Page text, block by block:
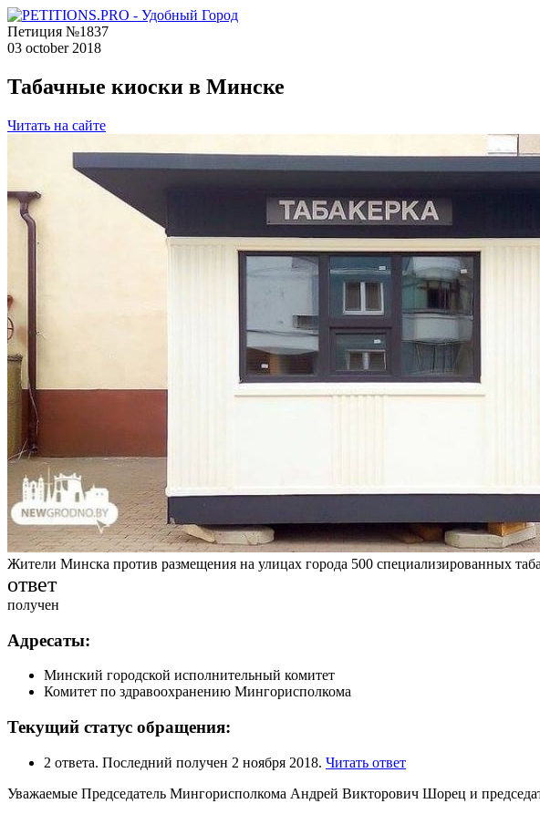
Петиция №1837
03 october 2018
Табачные киоски в Минске
Читать на сайте
Жители Минска против размещения на улицах города 500 специализированных
ответ
получен
Адресаты:
Минский городской исполнительный комитет
Комитет по здравоохранению Мингорисполкома
Текущий статус обращения:
2 ответа. Последний получен 2 ноября 2018. Читать ответ
Уважаемые Председатель Мингорисполкома Андрей Викторович Шорец и